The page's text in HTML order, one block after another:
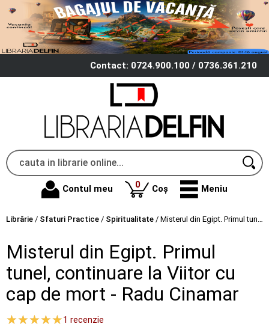
Contact: 0724.900.100 / 0736.361.210
Contul meu 0produse
Coș Meniu
Librărie / Sfaturi Practice / Spiritualitate / Misterul din Egipt. Primul tunel, continuare la Viitor cu cap de mort - Radu Cinamar
Misterul din Egipt. Primul
tunel, continuare la Viitor cu
cap de mort - Radu Cinamar
1 recenzie